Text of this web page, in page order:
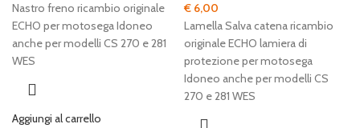
Nastro freno ricambio originale
ECHO per motosega Idoneo
anche per modelli CS 270 e 281
WES
Aggiungi al carrello
€ 6,00
Lamella Salva catena ricambio
originale ECHO lamiera di
protezione per motosega
Idoneo anche per modelli CS
270 e 281 WES